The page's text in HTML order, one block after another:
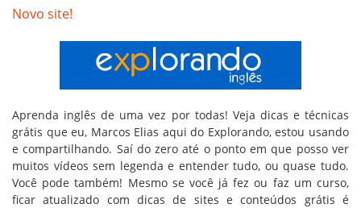
Novo site!
Aprenda inglês de uma vez por todas! Veja dicas e técnicas
grátis que eu, Marcos Elias aqui do Explorando, estou usando
e compartilhando. Saí do zero até o ponto em que posso ver
muitos vídeos sem legenda e entender tudo, ou quase tudo.
Você pode também! Mesmo se você já fez ou faz um curso,
ficar atualizado com dicas de sites e conteúdos grátis é